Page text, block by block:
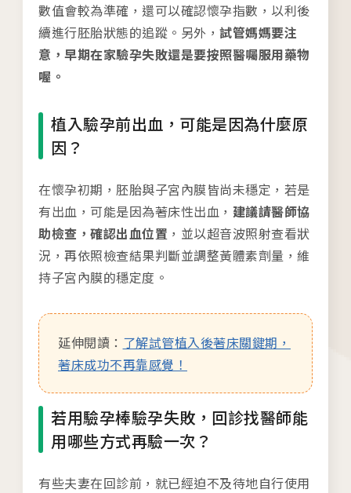
/Taichung
板橋院區
門診異動
台中總院 「婚後孕前健康檢查」、「生育力健
檢」、「婚前健康檢查」及「育兒健檢」門診表
活動講座
2026茂盛醫院全台巡迴好孕講座
2026.01.01
數值會較為準確，還可以確認懷孕指數，以利後
續進行胚胎狀態的追蹤。另外， 試管媽媽要注
意，早期在家驗孕失敗還是要按照醫囑服用藥物
喔。
植入驗孕前出血，可能是因為什麼原
因？
在懷孕初期，胚胎與子宮內膜皆尚未穩定，若是
有出血，可能是因為著床性出血， 建議請醫師協
助檢查，確認出血位置 ，並以超音波照射查看狀
況，再依照檢查結果判斷並調整黃體素劑量，維
持子宮內膜的穩定度。
延伸閱讀： 了解試管植入後著床關鍵期，
著床成功不再靠感覺！
若用驗孕棒驗孕失敗，回診找醫師能
用哪些方式再驗一次？
有些夫妻在回診前，就已經迫不及待地自行使用